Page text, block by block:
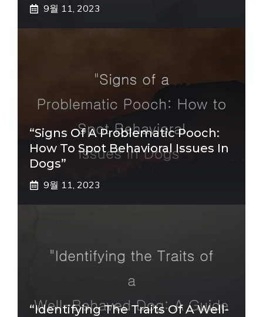
9월 11, 2023
“Signs Of A Problematic Pooch:
How To Spot Behavioral Issues In
Dogs”
9월 11, 2023
“Identifying The Traits Of A Well-